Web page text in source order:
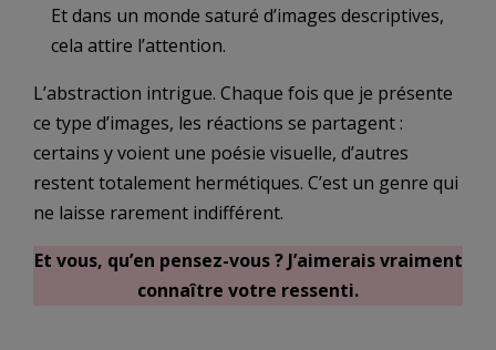
Et dans un monde saturé d’images descriptives,
cela attire l’attention.
L’abstraction intrigue. Chaque fois que je présente
ce type d’images, les réactions se partagent :
certains y voient une poésie visuelle, d’autres
restent totalement hermétiques. C’est un genre qui
ne laisse rarement indifférent.
Et vous, qu’en pensez-vous ? J’aimerais vraiment
connaître votre ressenti.